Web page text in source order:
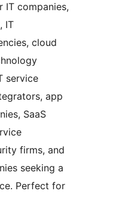
IT companies,
IT
cloud
service
app
SaaS
firms, and
seeking a
Perfect for